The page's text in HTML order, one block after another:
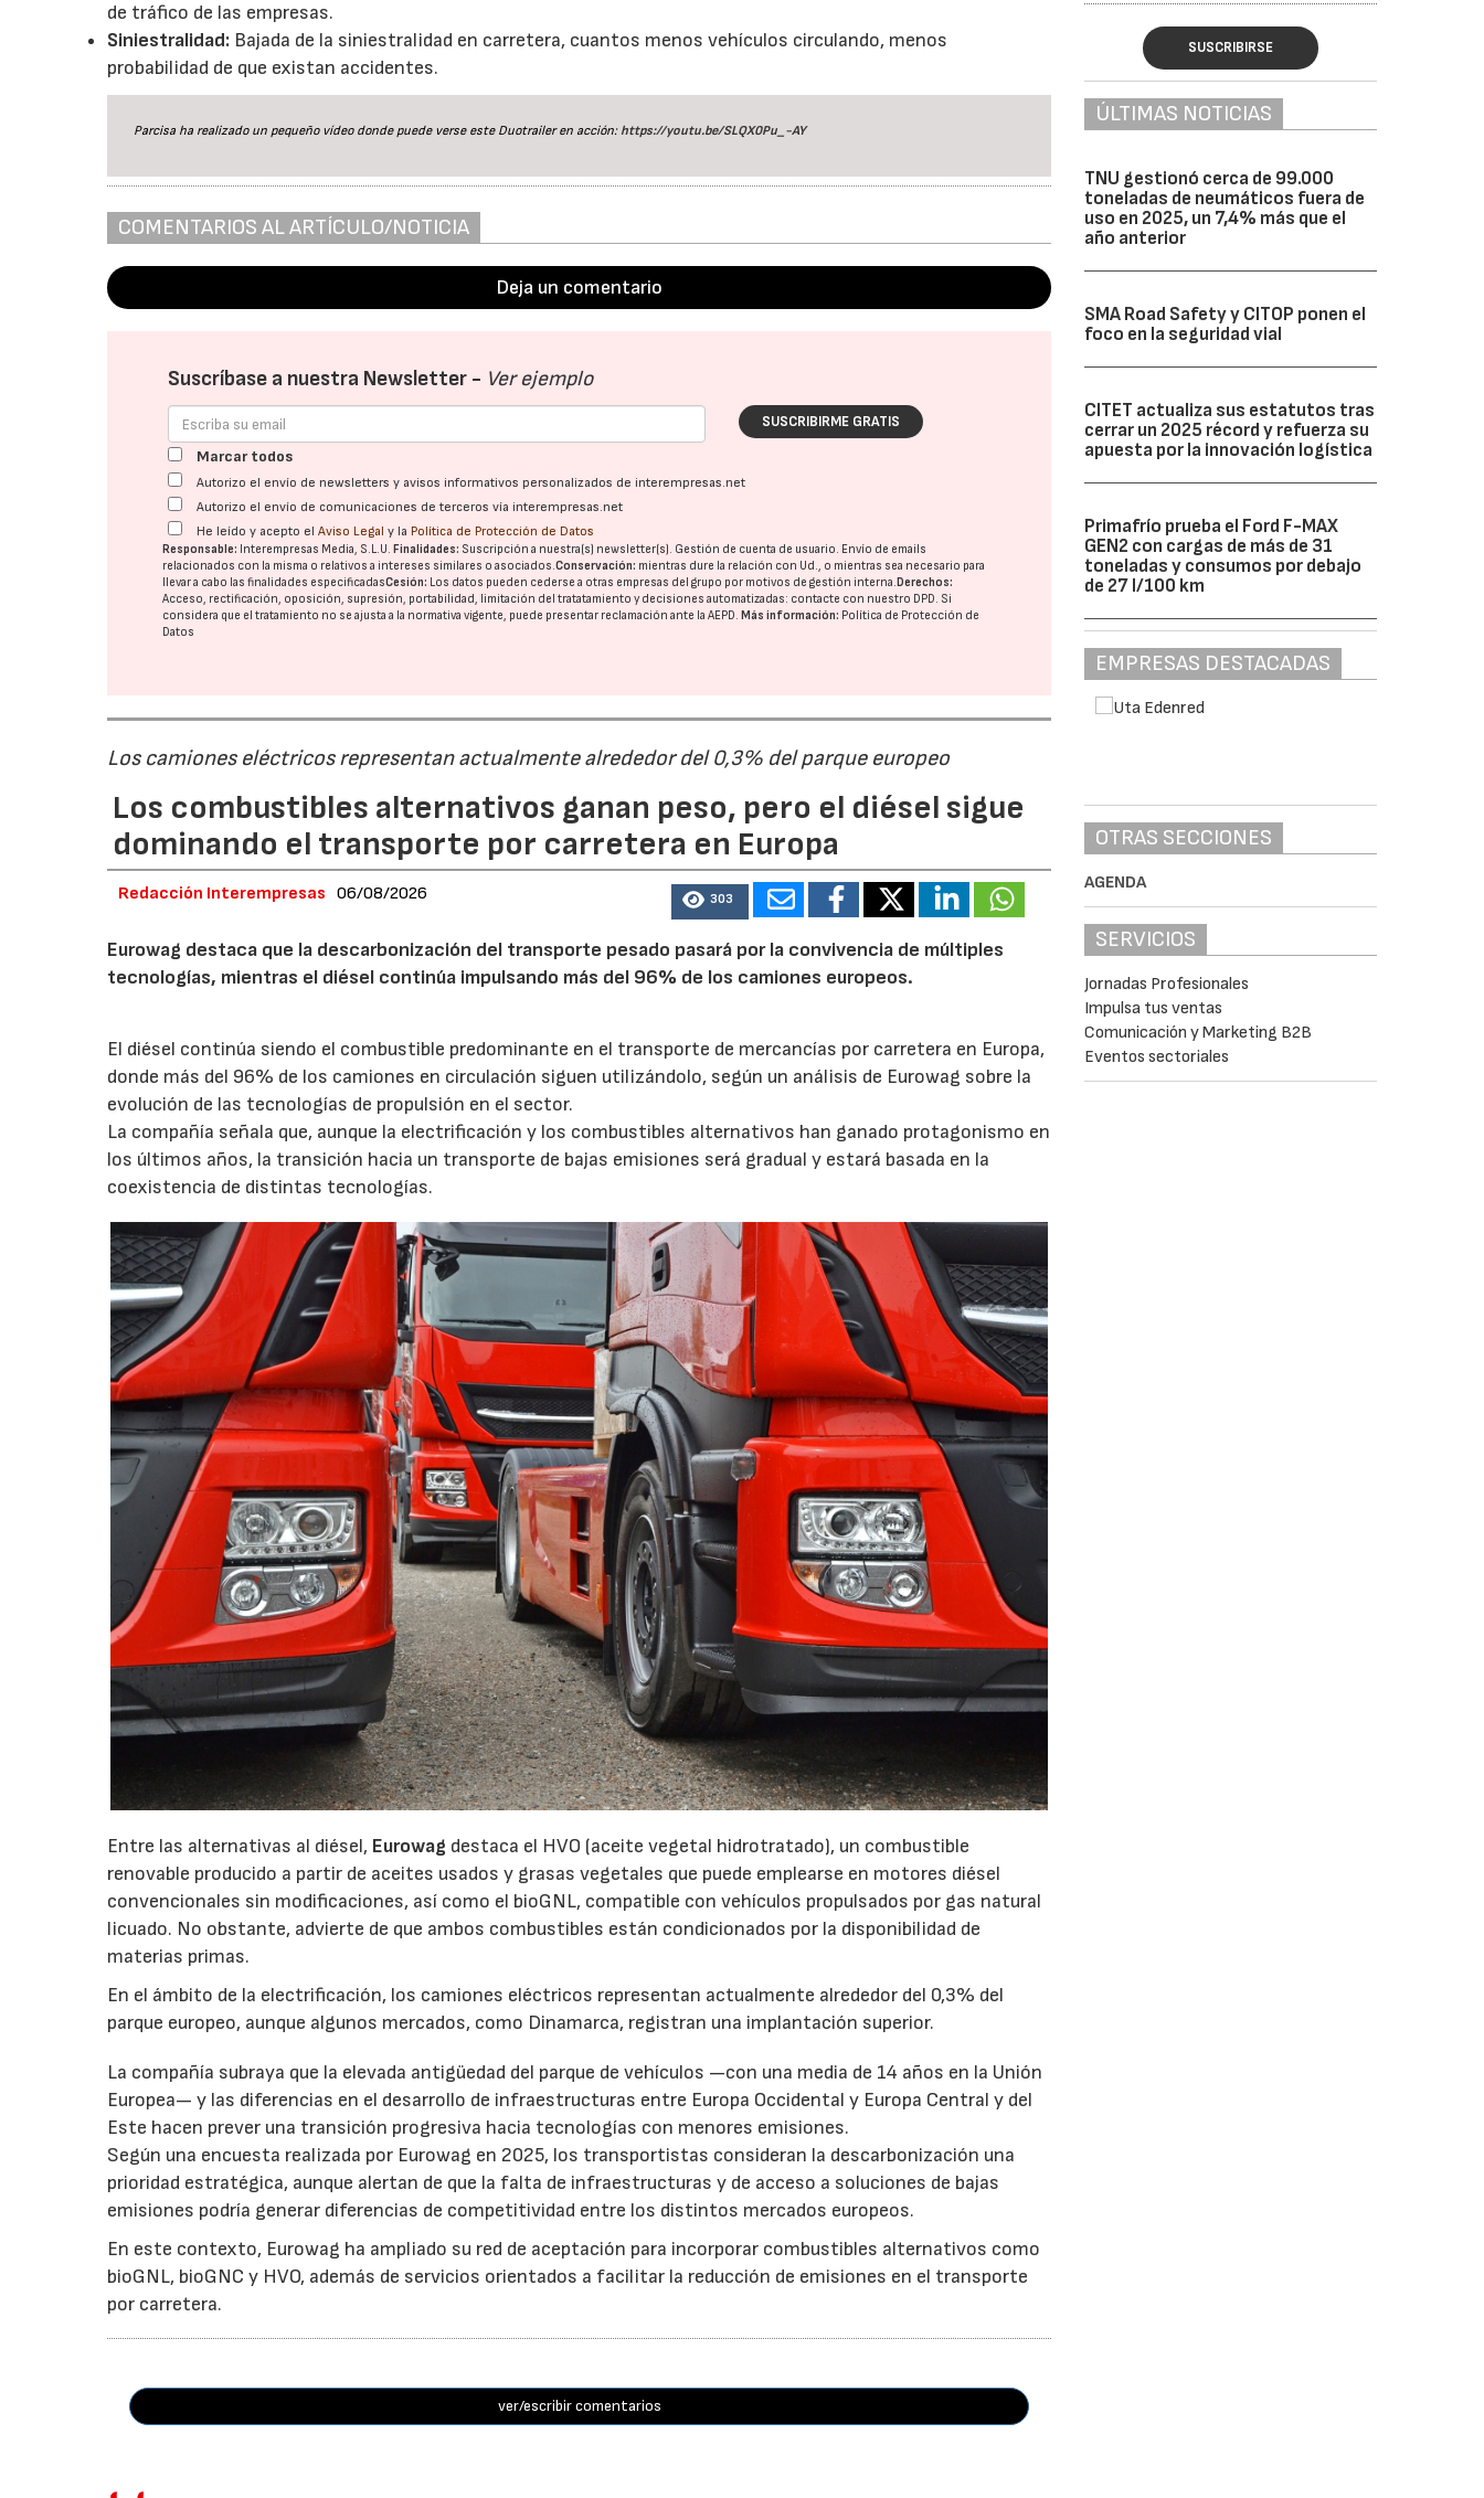
de tráfico de las empresas.
Siniestralidad: Bajada de la siniestralidad en carretera, cuantos menos vehículos circulando, menos
probabilidad de que existan accidentes.
Parcisa ha realizado un pequeño vídeo donde puede verse este Duotrailer en acción: https://youtu.be/SLQX0Pu_-AY
COMENTARIOS AL ARTÍCULO/NOTICIA
Deja un comentario
Suscríbase a nuestra Newsletter - Ver ejemplo
SUSCRIBIRME GRATIS
Marcar todos
Autorizo el envío de newsletters y avisos informativos personalizados de interempresas.net
Autorizo el envío de comunicaciones de terceros vía interempresas.net
He leído y acepto elAviso Legal y la Política de Protección de Datos
Responsable: Interempresas Media, S.L.U. Finalidades: Suscripción a nuestra(s) newsletter(s). Gestión de cuenta de usuario. Envío de emails
relacionados con la misma o relativos a intereses similares o asociados.Conservación: mientras dure la relación con Ud., o mientras sea necesario para
llevar a cabo las finalidades especificadasCesión: Los datos pueden cederse a otras empresas del grupo por motivos de gestión interna. Derechos:
Acceso, rectificación, oposición, supresión, portabilidad, limitación del tratatamiento y decisiones automatizadas: contacte con nuestro DPD. Si
considera que el tratamiento no se ajusta a la normativa vigente, puede presentar reclamación ante laAEPD. Más información: Política de Protección de
Datos
Los camiones eléctricos representan actualmente alrededor del 0,3% del parque europeo
Los combustibles alternativos ganan peso, pero el diésel sigue
dominando el transporte por carretera en Europa
Redacción Interempresas 06/08/2026 303
Eurowag destaca que la descarbonización del transporte pesado pasará por la convivencia de múltiples
tecnologías, mientras el diésel continúa impulsando más del 96% de los camiones europeos.
El diésel continúa siendo el combustible predominante en el transporte de mercancías por carretera en Europa,
donde más del 96% de los camiones en circulación siguen utilizándolo, según un análisis de Eurowag sobre la
evolución de las tecnologías de propulsión en el sector.
La compañía señala que, aunque la electrificación y los combustibles alternativos han ganado protagonismo en
los últimos años, la transición hacia un transporte de bajas emisiones será gradual y estará basada en la
coexistencia de distintas tecnologías.
Entre las alternativas al diésel, Eurowag destaca el HVO (aceite vegetal hidrotratado), un combustible
renovable producido a partir de aceites usados y grasas vegetales que puede emplearse en motores diésel
convencionales sin modificaciones, así como el bioGNL, compatible con vehículos propulsados por gas natural
licuado. No obstante, advierte de que ambos combustibles están condicionados por la disponibilidad de
materias primas.
En el ámbito de la electrificación, los camiones eléctricos representan actualmente alrededor del 0,3% del
parque europeo, aunque algunos mercados, como Dinamarca, registran una implantación superior.
La compañía subraya que la elevada antigüedad del parque de vehículos —con una media de 14 años en la Unión
Europea— y las diferencias en el desarrollo de infraestructuras entre Europa Occidental y Europa Central y del
Este hacen prever una transición progresiva hacia tecnologías con menores emisiones.
Según una encuesta realizada por Eurowag en 2025, los transportistas consideran la descarbonización una
prioridad estratégica, aunque alertan de que la falta de infraestructuras y de acceso a soluciones de bajas
emisiones podría generar diferencias de competitividad entre los distintos mercados europeos.
En este contexto, Eurowag ha ampliado su red de aceptación para incorporar combustibles alternativos como
bioGNL, bioGNC y HVO, además de servicios orientados a facilitar la reducción de emisiones en el transporte
por carretera.
ver/escribir comentarios
SUSCRIBIRSE
ÚLTIMAS NOTICIAS
TNU gestionó cerca de 99.000
toneladas de neumáticos fuera de
uso en 2025, un 7,4% más que el
año anterior
SMA Road Safety y CITOP ponen el
foco en la seguridad vial
CITET actualiza sus estatutos tras
cerrar un 2025 récord y refuerza su
apuesta por la innovación logística
Primafrío prueba el Ford F-MAX
GEN2 con cargas de más de 31
toneladas y consumos por debajo
de 27 l/100 km
EMPRESAS DESTACADAS
OTRAS SECCIONES
AGENDA
SERVICIOS
Jornadas Profesionales
Impulsa tus ventas
Comunicación y Marketing B2B
Eventos sectoriales